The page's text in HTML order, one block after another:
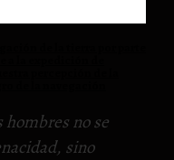
hombres no se
sino